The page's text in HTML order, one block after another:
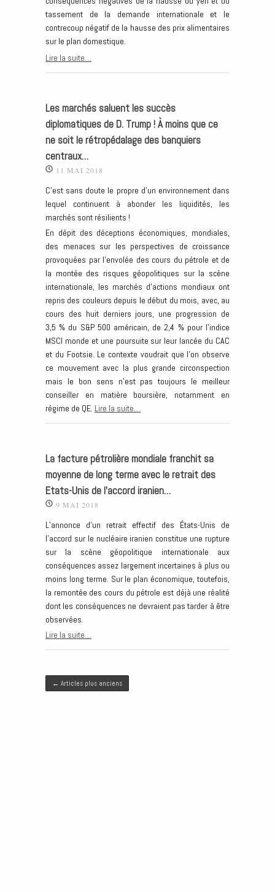
tassement de la demande internationale et le
contrecoup négatif de la hausse des prix alimentaires
sur le plan domestique.
Lire la suite…
Les marchés saluent les succès
diplomatiques de D. Trump ! À moins que ce
ne soit le rétropédalage des banquiers
centraux…
11 MAI 2018
C’est sans doute le propre d’un environnement dans
lequel continuent à abonder les liquidités, les
marchés sont résilients !
En dépit des déceptions économiques, mondiales,
des menaces sur les perspectives de croissance
provoquées par l’envolée des cours du pétrole et de
la montée des risques géopolitiques sur la scène
internationale, les marchés d’actions mondiaux ont
repris des couleurs depuis le début du mois, avec, au
cours des huit derniers jours, une progression de
3,5 % du S&P 500 américain, de 2,4 % pour l’indice
MSCI monde et une poursuite sur leur lancée du CAC
et du Footsie. Le contexte voudrait que l’on observe
ce mouvement avec la plus grande circonspection
mais le bon sens n’est pas toujours le meilleur
conseiller en matière boursière, notamment en
régime de QE. Lire la suite…
La facture pétrolière mondiale franchit sa
moyenne de long terme avec le retrait des
Etats-Unis de l’accord iranien…
9 MAI 2018
L’annonce d’un retrait effectif des États-Unis de
l’accord sur le nucléaire iranien constitue une rupture
sur la scène géopolitique internationale aux
conséquences assez largement incertaines à plus ou
moins long terme. Sur le plan économique, toutefois,
la remontée des cours du pétrole est déjà une réalité
dont les conséquences ne devraient pas tarder à être
observées.
Lire la suite…
Post navigation
← Articles plus anciens